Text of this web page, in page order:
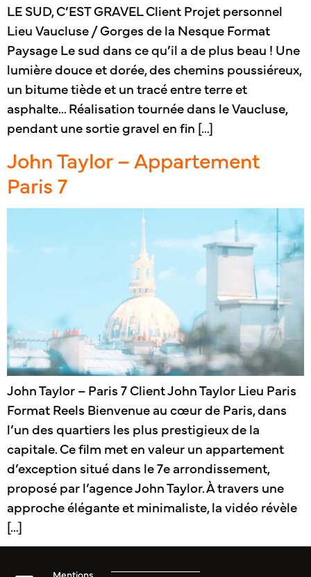
LE SUD, C’EST GRAVEL Client Projet personnel
Lieu Vaucluse / Gorges de la Nesque Format
Paysage Le sud dans ce qu’il a de plus beau ! Une
lumière douce et dorée, des chemins poussiéreux,
un bitume tiède et un tracé entre terre et
asphalte… Réalisation tournée dans le Vaucluse,
pendant une sortie gravel en fin […]
John Taylor – Appartement
Paris 7
John Taylor – Paris 7 Client John Taylor Lieu Paris
Format Reels Bienvenue au cœur de Paris, dans
l’un des quartiers les plus prestigieux de la
capitale. Ce film met en valeur un appartement
d’exception situé dans le 7e arrondissement,
proposé par l’agence John Taylor. À travers une
approche élégante et minimaliste, la vidéo révèle
[…]
Mentions